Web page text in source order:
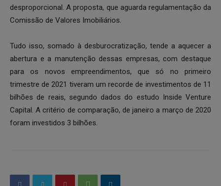
desproporcional. A proposta, que aguarda regulamentação da
Comissão de Valores Imobiliários.
Tudo isso, somado à desburocratização, tende a aquecer a
abertura e a manutenção dessas empresas, com destaque
para os novos empreendimentos, que só no primeiro
trimestre de 2021 tiveram um recorde de investimentos de 11
bilhões de reais, segundo dados do estudo Inside Venture
Capital. A critério de comparação, de janeiro a março de 2020
foram investidos 3 bilhões.